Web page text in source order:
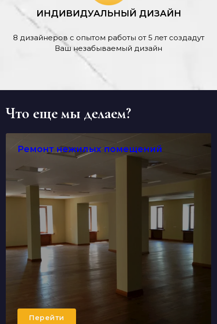
ИНДИВИДУАЛЬНЫЙ ДИЗАЙН
8 дизайнеров с опытом работы от 5 лет создадут
Ваш незабываемый дизайн
Что еще мы делаем?
Ремонт нежилых помещений
Перейти